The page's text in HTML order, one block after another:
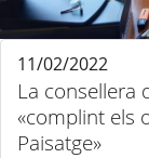
La consellera
«complint els
Paisatge»
11/02/2022